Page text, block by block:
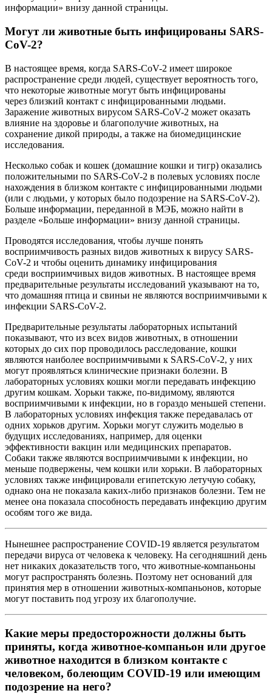
информации» внизу данной страницы.
Могут ли животные быть инфицированы SARS-
CoV-2?
В настоящее время, когда SARS-CoV-2 имеет широкое
распространение среди людей, существует вероятность того,
что некоторые животные могут быть инфицированы
через близкий контакт с инфицированными людьми.
Заражение животных вирусом SARS-CoV-2 может оказать
влияние на здоровье и благополучие животных, на
сохранение дикой природы, а также на биомедицинские
исследования.
Несколько собак и кошек (домашние кошки и тигр) оказались
положительными по SARS-CoV-2 в полевых условиях после
нахождения в близком контакте с инфицированными людьми
(или с людьми, у которых было подозрение на SARS-CoV-2).
Больше информации, переданной в МЭБ, можно найти в
разделе «Больше информации» внизу данной страницы.
Проводятся исследования, чтобы лучше понять
восприимчивость разных видов животных к вирусу SARS-
CoV-2 и чтобы оценить динамику инфицирования
среди восприимчивых видов животных. В настоящее время
предварительные результаты исследований указывают на то,
что домашняя птица и свиньи не являются восприимчивыми к
инфекции SARS-CoV-2.
Предварительные результаты лабораторных испытаний
показывают, что из всех видов животных, в отношении
которых до сих пор проводилось расследование, кошки
являются наиболее восприимчивыми к SARS-CoV-2, у них
могут проявляться клинические признаки болезни. В
лабораторных условиях кошки могли передавать инфекцию
другим кошкам. Хорьки также, по-видимому, являются
восприимчивыми к инфекции, но в гораздо меньшей степени.
В лабораторных условиях инфекция также передавалась от
одних хорьков другим. Хорьки могут служить моделью в
будущих исследованиях, например, для оценки
эффективности вакцин или медицинских препаратов.
Собаки также являются восприимчивыми к инфекции, но
меньше подвержены, чем кошки или хорьки. В лабораторных
условиях также инфицировали египетскую летучую собаку,
однако она не показала каких-либо признаков болезни. Тем не
менее она показала способность передавать инфекцию другим
особям того же вида.
Нынешнее распространение COVID-19 является результатом
передачи вируса от человека к человеку. На сегодняшний день
нет никаких доказательств того, что животные-компаньоны
могут распространять болезнь. Поэтому нет оснований для
принятия мер в отношении животных-компаньонов, которые
могут поставить под угрозу их благополучие.
Какие меры предосторожности должны быть
приняты, когда животное-компаньон или другое
животное находится в близком контакте с
человеком, болеющим COVID-19 или имеющим
подозрение на него?